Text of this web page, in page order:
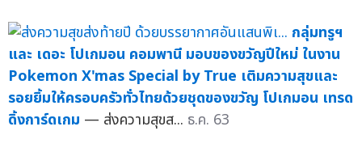
กลุ่มทรูฯ
และ เดอะ โปเกมอน คอมพานี มอบของขวัญปีใหม่ ในงาน
Pokemon X'mas Special by True เติมความสุขและ
รอยยิ้มให้ครอบครัวทั่วไทยด้วยชุดของขวัญ โปเกมอน เทรด
ดิ้งการ์ดเกม — ส่งความสุขส... ธ.ค. 63